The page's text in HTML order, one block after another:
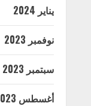
يناير 2024
نوفمبر 2023
سبتمبر 2023
أغسطس 2023